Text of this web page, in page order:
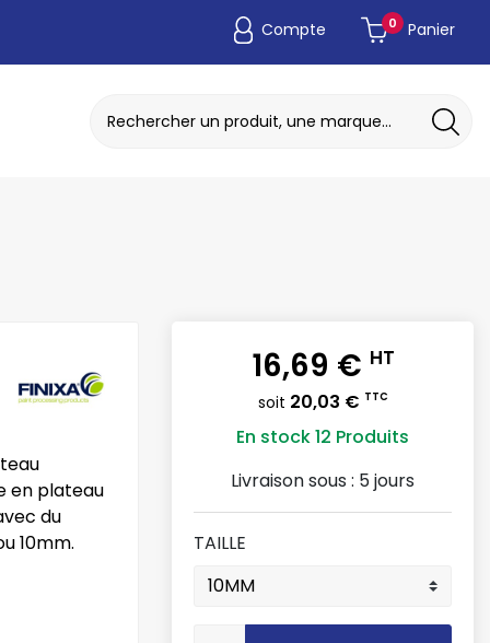
Compte 0 Panier
en plateau
du
10mm.
16,69 € HT
soit 20,03 € TTC
En stock12 Produits
Livraison sous : 5 jours
TAILLE